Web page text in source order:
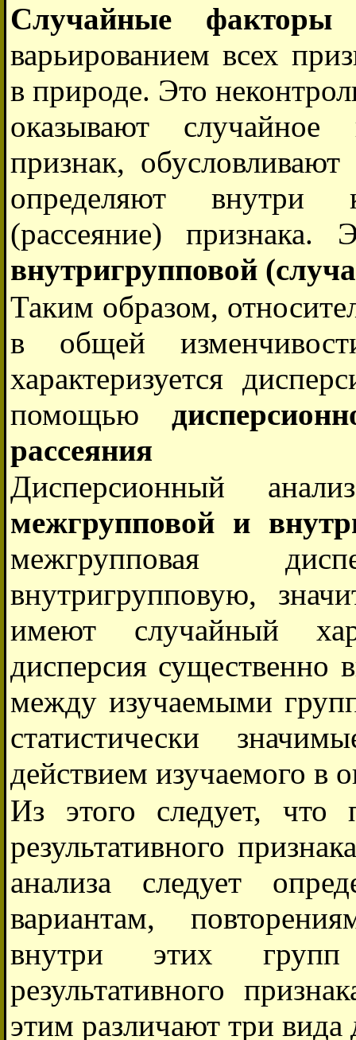
Случайные факторы
варьированием всех
в природе. Это
оказывают случайное
признак,
определяют внутри
(рассеяние) признака.
внутригрупповой
Таким образом,
в общей
характеризуется
помощью
рассеяния
Дисперсионный
межгрупповой и
межгрупповая
внутригрупповую,
имеют случайный
дисперсия существенно
между изучаемыми
статистически
действием изучаемого в
Из этого следует, что
результативного
анализа следует
вариантам,
внутри этих
результативного
этим различают три вида